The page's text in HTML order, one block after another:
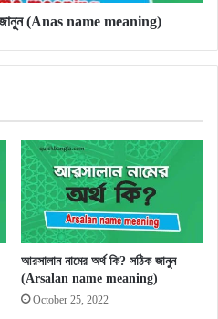
জানুন (Anas name meaning)
আরসালান নামের অর্থ কি? সঠিক জানুন
(Arsalan name meaning)
October 25, 2022